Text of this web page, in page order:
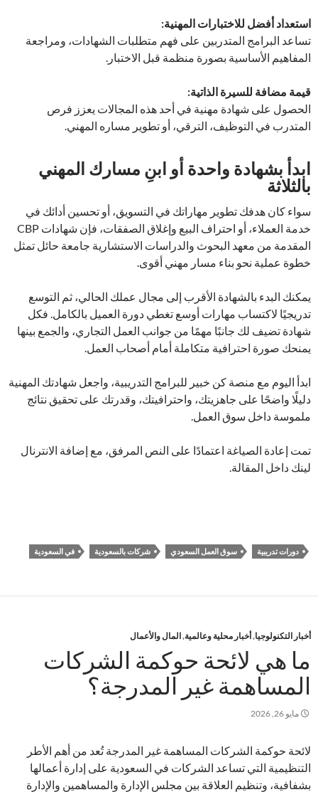
استعداد أفضل للاختبارات المهنية:
تساعد البرامج المتدربين على فهم متطلبات الشهادات، ومراجعة
المفاهيم الأساسية بصورة منظمة قبل الاختبار.
قيمة مضافة للسيرة الذاتية:
الحصول على شهادة مهنية في أحد هذه المجالات يعزز فرص
المتدرب في التوظيف، الترقي، أو تطوير مساره المهني.
ابدأ بشهادة واحدة أو ابنِ مسارك المهني
بالثلاثة
سواء كان هدفك تطوير مهاراتك في التسويق، أو تحسين أدائك في
خدمة العملاء، أو احتراف البيع وإغلاق الصفقات، فإن شهادات CBP
المقدمة من معهد البحوث والدراسات الاستشارية جامعة حائل تمثل
خطوة عملية نحو بناء مسار مهني أقوى.
يمكنك البدء بالشهادة الأقرب إلى مجال عملك الحالي، ثم التوسع
تدريجيًا لاكتساب مهارات أوسع تغطي دورة العميل بالكامل. فكل
شهادة تضيف لك جانبًا مهمًا من جوانب العمل التجاري، والجمع بينها
يمنحك صورة احترافية متكاملة أمام أصحاب العمل.
ابدأ اليوم مع منصة كن خبير للبرامج التدريبية، واجعل شهادتك المهنية
دليلًا واضحًا على جاهزيتك، واحترافيتك، وقدرتك على تحقيق نتائج
ملموسة داخل سوق العمل.
تمت إعادة الصياغة اعتمادًا على النص المرفق، مع إضافة الانترنال
لينك داخل المقالة.
دورات تدريبية سوق العمل السعودي شركات بالسعودية في السعودية
أخبار التكنولوجيا,أخبار محلية وعالمية,المال والأعمال
ما هي لائحة حوكمة الشركات
المساهمة غير المدرجة؟
مايو 26, 2026
لائحة حوكمة الشركات المساهمة غير المدرجة تُعد من أهم الأطر
التنظيمية التي تساعد الشركات في السعودية على إدارة أعمالها
بشفافية، وتنظيم العلاقة بين مجلس الإدارة والمساهمين والإدارة